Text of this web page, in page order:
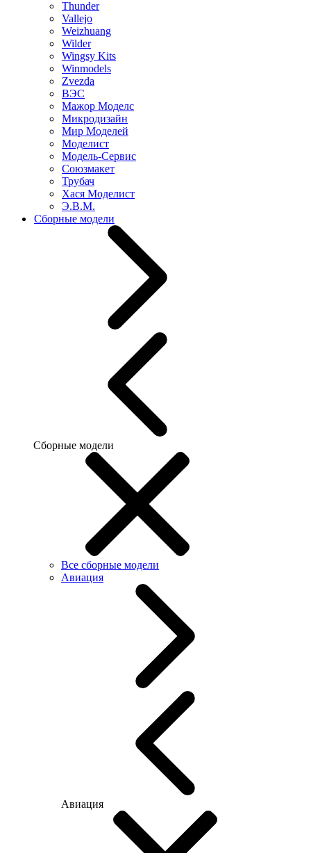
Thunder
Vallejo
Weizhuang
Wilder
Wingsy Kits
Winmodels
Zvezda
ВЭС
Мажор Моделс
Микродизайн
Мир Моделей
Моделист
Модель-Сервис
Союзмакет
Трубач
Хася Моделист
Э.В.М.
Сборные модели
Сборные модели
Все сборные модели
Авиация
Авиация